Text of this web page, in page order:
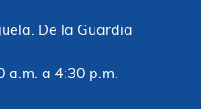
De la Guardia
a.m. a 4:30 p.m.